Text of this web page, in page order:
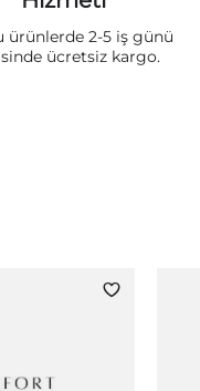
ürünlerde 2-5 iş günü
ücretsiz kargo.